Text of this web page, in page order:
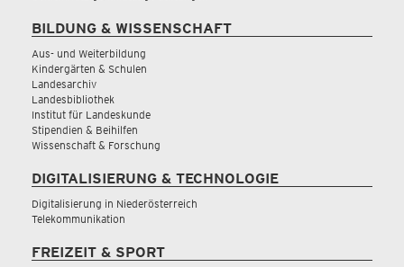
BILDUNG & WISSENSCHAFT
Aus- und Weiterbildung
Kindergärten & Schulen
Landesarchiv
Landesbibliothek
Institut für Landeskunde
Stipendien & Beihilfen
Wissenschaft & Forschung
DIGITALISIERUNG & TECHNOLOGIE
Digitalisierung in Niederösterreich
Telekommunikation
FREIZEIT & SPORT